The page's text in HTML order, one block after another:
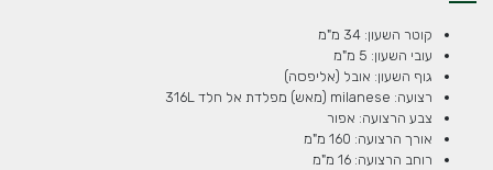
קוטר השעון: 34 מ"מ
עובי השעון: 5 מ"מ
גוף השעון: אובל (אליפסה)
רצועה: milanese (מאש) מפלדת אל חלד 316L
צבע הרצועה: אפור
אורך הרצועה: 160 מ"מ
רוחב הרצועה: 16 מ"מ